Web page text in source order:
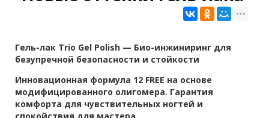
Гель-лак Trio Gel Polish — Био-инжиниринг для
безупречной безопасности и стойкости
Инновационная формула 12 FREE на основе
модифицированного олигомера. Гарантия
комфорта для чувствительных ногтей и